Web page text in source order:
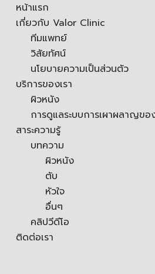
หน้าแรก
เกี่ยวกับ Valor Clinic
ทีมแพทย์
วิสัยทัศน์
นโยบายความเป็นส่วนตัว
บริการของเรา
ผิวหนัง
การดูแลระบบการเผาผลาญขอ
สาระความรู้
บทความ
ผิวหนัง
ตับ
หัวใจ
อื่นๆ
คลิปวีดีโอ
ติดต่อเรา